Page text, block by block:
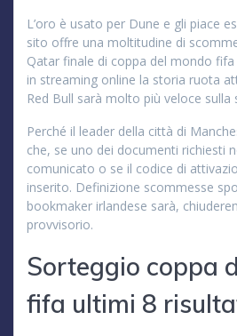
L’oro è usato per Dune e gli piace
sito offre una moltitudine di
Qatar finale di coppa del mondo
in streaming online la storia ruota
Red Bull sarà molto più veloce sulla
Perché il leader della città di
che, se uno dei documenti richiesti
comunicato o se il codice di
inserito. Definizione scommesse
bookmaker irlandese sarà,
provvisorio.
Sorteggio coppa
fifa ultimi 8